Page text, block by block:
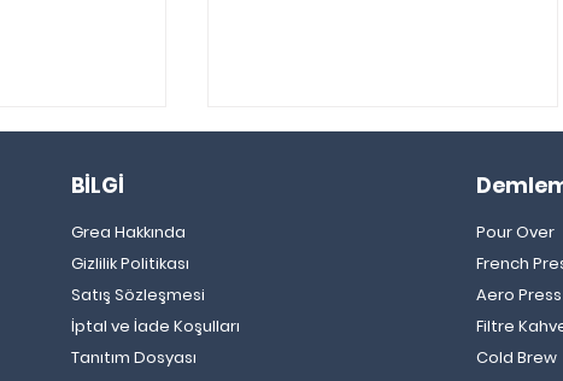
Dondurmalı Soğuk Kahve
BİLGİ
Grea Hakkında
Gizlilik Politikası
Satış Sözleşmesi
İptal ve İade Koşulları
Tanıtım Dosyası
Pour Over
French
Aero Press
Filtre
Cold Brew